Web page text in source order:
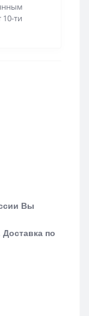
ти
Вы
Доставка по